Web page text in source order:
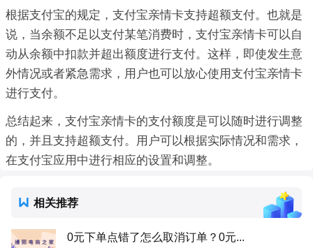
根据支付宝的规定，支付宝亲情卡支持超额支付。也就是
说，当余额不足以支付某笔消费时，支付宝亲情卡可以自
动从余额中扣款并超出额度进行支付。这样，即使发生意
外情况或者紧急需求，用户也可以放心使用支付宝亲情卡
进行支付。
总结起来，支付宝亲情卡的支付额度是可以随时进行调整
的，并且支持超额支付。用户可以根据实际情况和需求，
在支付宝应用中进行相应的设置和调整。
相关推荐
0元下单点错了怎么取消订单？0元...